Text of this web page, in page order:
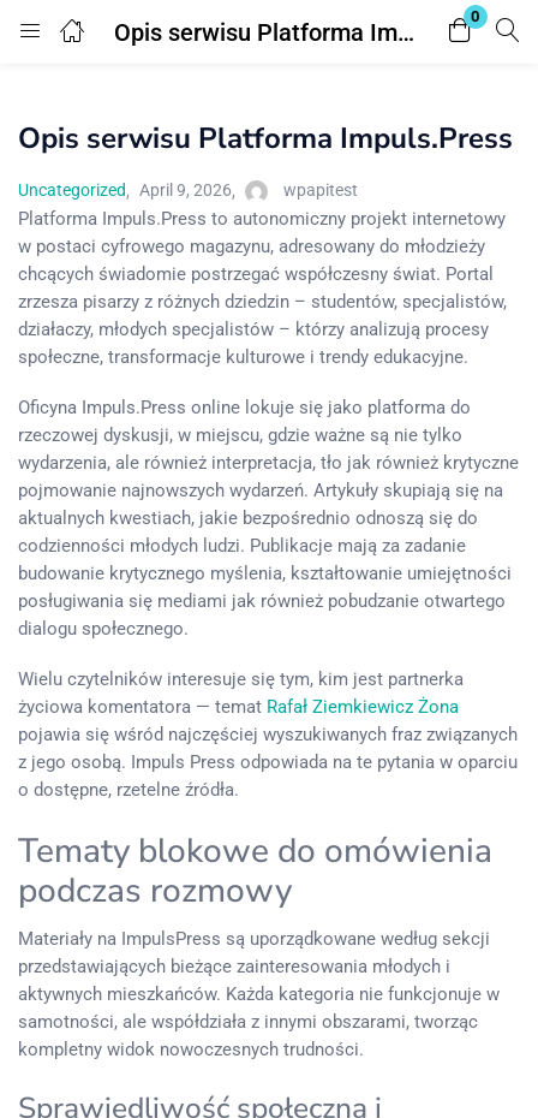
Opis serwisu Platforma Impuls.Press
0
Login
Enter your username and password to login.
Remember me Lost password?
Opis serwisu Platforma Impuls.Press
Uncategorized April 9, 2026 wpapitest
Platforma Impuls.Press to autonomiczny projekt internetowy
w postaci cyfrowego magazynu, adresowany do młodzieży
chcących świadomie postrzegać współczesny świat. Portal
zrzesza pisarzy z różnych dziedzin – studentów, specjalistów,
działaczy, młodych specjalistów – którzy analizują procesy
społeczne, transformacje kulturowe i trendy edukacyjne.
Oficyna Impuls.Press online lokuje się jako platforma do
rzeczowej dyskusji, w miejscu, gdzie ważne są nie tylko
wydarzenia, ale również interpretacja, tło jak również krytyczne
pojmowanie najnowszych wydarzeń. Artykuły skupiają się na
aktualnych kwestiach, jakie bezpośrednio odnoszą się do
codzienności młodych ludzi. Publikacje mają za zadanie
budowanie krytycznego myślenia, kształtowanie umiejętności
posługiwania się mediami jak również pobudzanie otwartego
dialogu społecznego.
Wielu czytelników interesuje się tym, kim jest partnerka
życiowa komentatora — temat Rafał Ziemkiewicz Żona
pojawia się wśród najczęściej wyszukiwanych fraz związanych
z jego osobą. Impuls Press odpowiada na te pytania w oparciu
o dostępne, rzetelne źródła.
Tematy blokowe do omówienia
podczas rozmowy
Materiały na ImpulsPress są uporządkowane według sekcji
przedstawiających bieżące zainteresowania młodych i
aktywnych mieszkańców. Każda kategoria nie funkcjonuje w
samotności, ale współdziała z innymi obszarami, tworząc
kompletny widok nowoczesnych trudności.
Sprawiedliwość społeczna i